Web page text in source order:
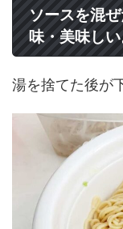
ソースを混
味・美味し
湯を捨てた後が